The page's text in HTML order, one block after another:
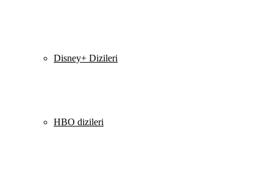
Disney+ Dizileri
HBO dizileri